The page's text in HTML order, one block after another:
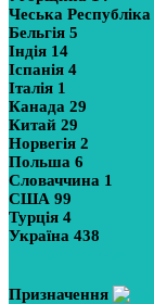
Чеська Республіка
Бельгія 5
Індія 14
Іспанія 4
Італія 1
Канада 29
Китай 29
Норвегія 2
Польша 6
Словаччина 1
США 99
Турція 4
Україна 438
Призначення